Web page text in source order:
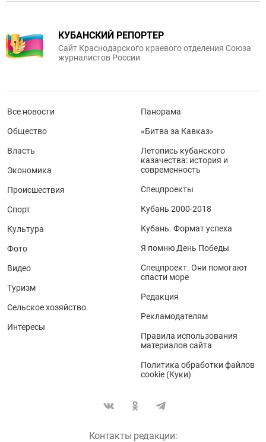
КУБАНСКИЙ РЕПОРТЕР
Сайт Краснодарского краевого отделения Союза
журналистов России
Все новости
Общество
Власть
Экономика
Происшествия
Спорт
Культура
Фото
Видео
Туризм
Сельское хозяйство
Интересы
Панорама
«Битва за Кавказ»
Летопись кубанского
казачества: история и
современность
Спецпроекты
Кубань 2000-2018
Кубань. Формат успеха
Я помню День Победы
Спецпроект. Они помогают
спасти море
Редакция
Рекламодателям
Правила использования
материалов сайта
Политика обработки файлов
cookie (Куки)
Контакты редакции: